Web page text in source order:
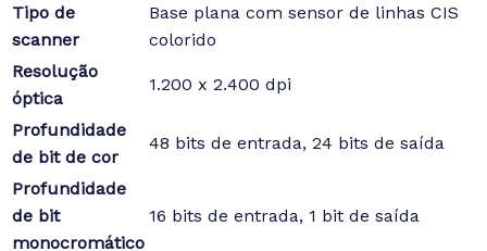
Tipo de
scanner
Base plana com sensor de linhas CIS
colorido
Resolução
óptica
1.200 x 2.400 dpi
Profundidade
de bit de cor
48 bits de entrada, 24 bits de saída
Profundidade
de bit
monocromático
16 bits de entrada, 1 bit de saída